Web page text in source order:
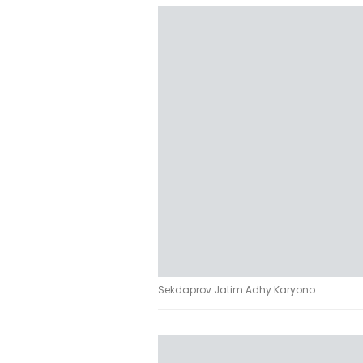
Sekdaprov Jatim Adhy Karyono